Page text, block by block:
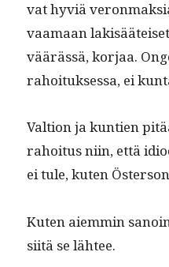
vat hyviä
vaa­maan
väärässä, kor­jaa.
rahoituk­ses­sa, ei
Val­tion ja kun­tien
rahoi­tus niin, että
ei tule, kuten
Kuten aiem­min
siitä se lähtee.